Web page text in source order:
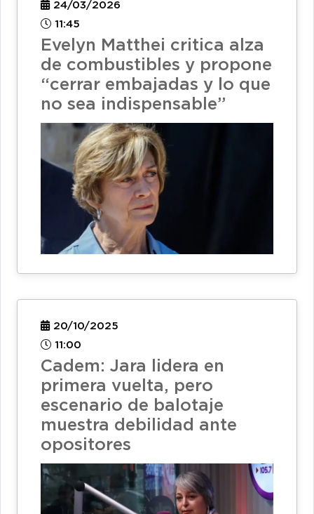
24/03/2026
11:45
Evelyn Matthei critica alza
de combustibles y propone
“cerrar embajadas y lo que
no sea indispensable”
20/10/2025
11:00
Cadem: Jara lidera en
primera vuelta, pero
escenario de balotaje
muestra debilidad ante
opositores